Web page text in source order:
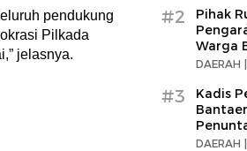
pendukung
Pilkada
jelasnya.
#2
Pihak
Warga
DAERAH |
#3
Kadis
DAERAH |